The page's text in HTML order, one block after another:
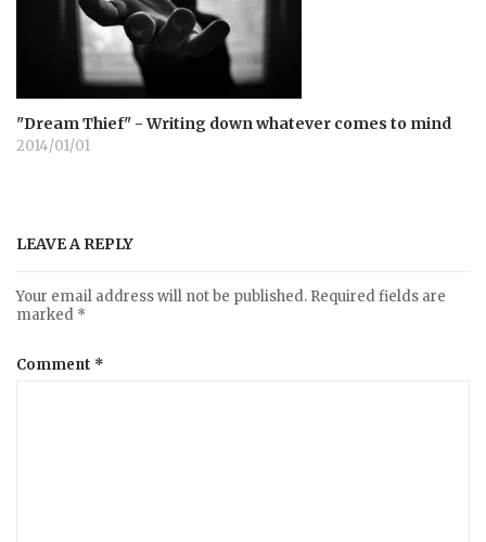
"Dream Thief" - Writing down whatever comes to mind
2014/01/01
LEAVE A REPLY
Your email address will not be published. Required fields are
marked *
Comment *